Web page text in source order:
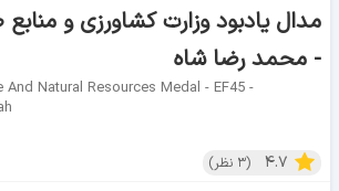
- محمد رضا شاه
Natural Resources Medal - EF45 -
۴.۷ (۳ نظر)